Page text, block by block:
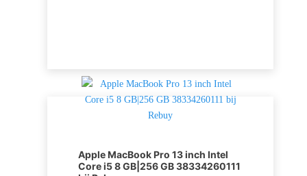
Apple MacBook Pro 13 inch Intel
Core i5 8 GB|256 GB 38334260111